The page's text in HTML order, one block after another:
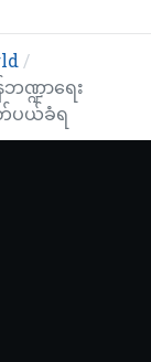
ဏ္ဍာရေး
ပယ်ခံရ